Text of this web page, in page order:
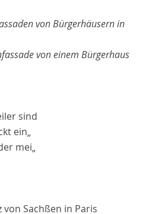
von Bürgerhäusern in
von einem Bürgerhaus
sind
ein„
mei„
von Sachßen in Paris